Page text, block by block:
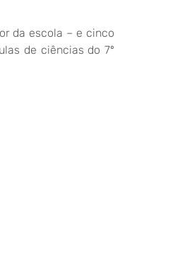
da escola – e cinco
de ciências do 7º